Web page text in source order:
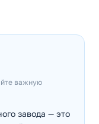
важную
завода — это